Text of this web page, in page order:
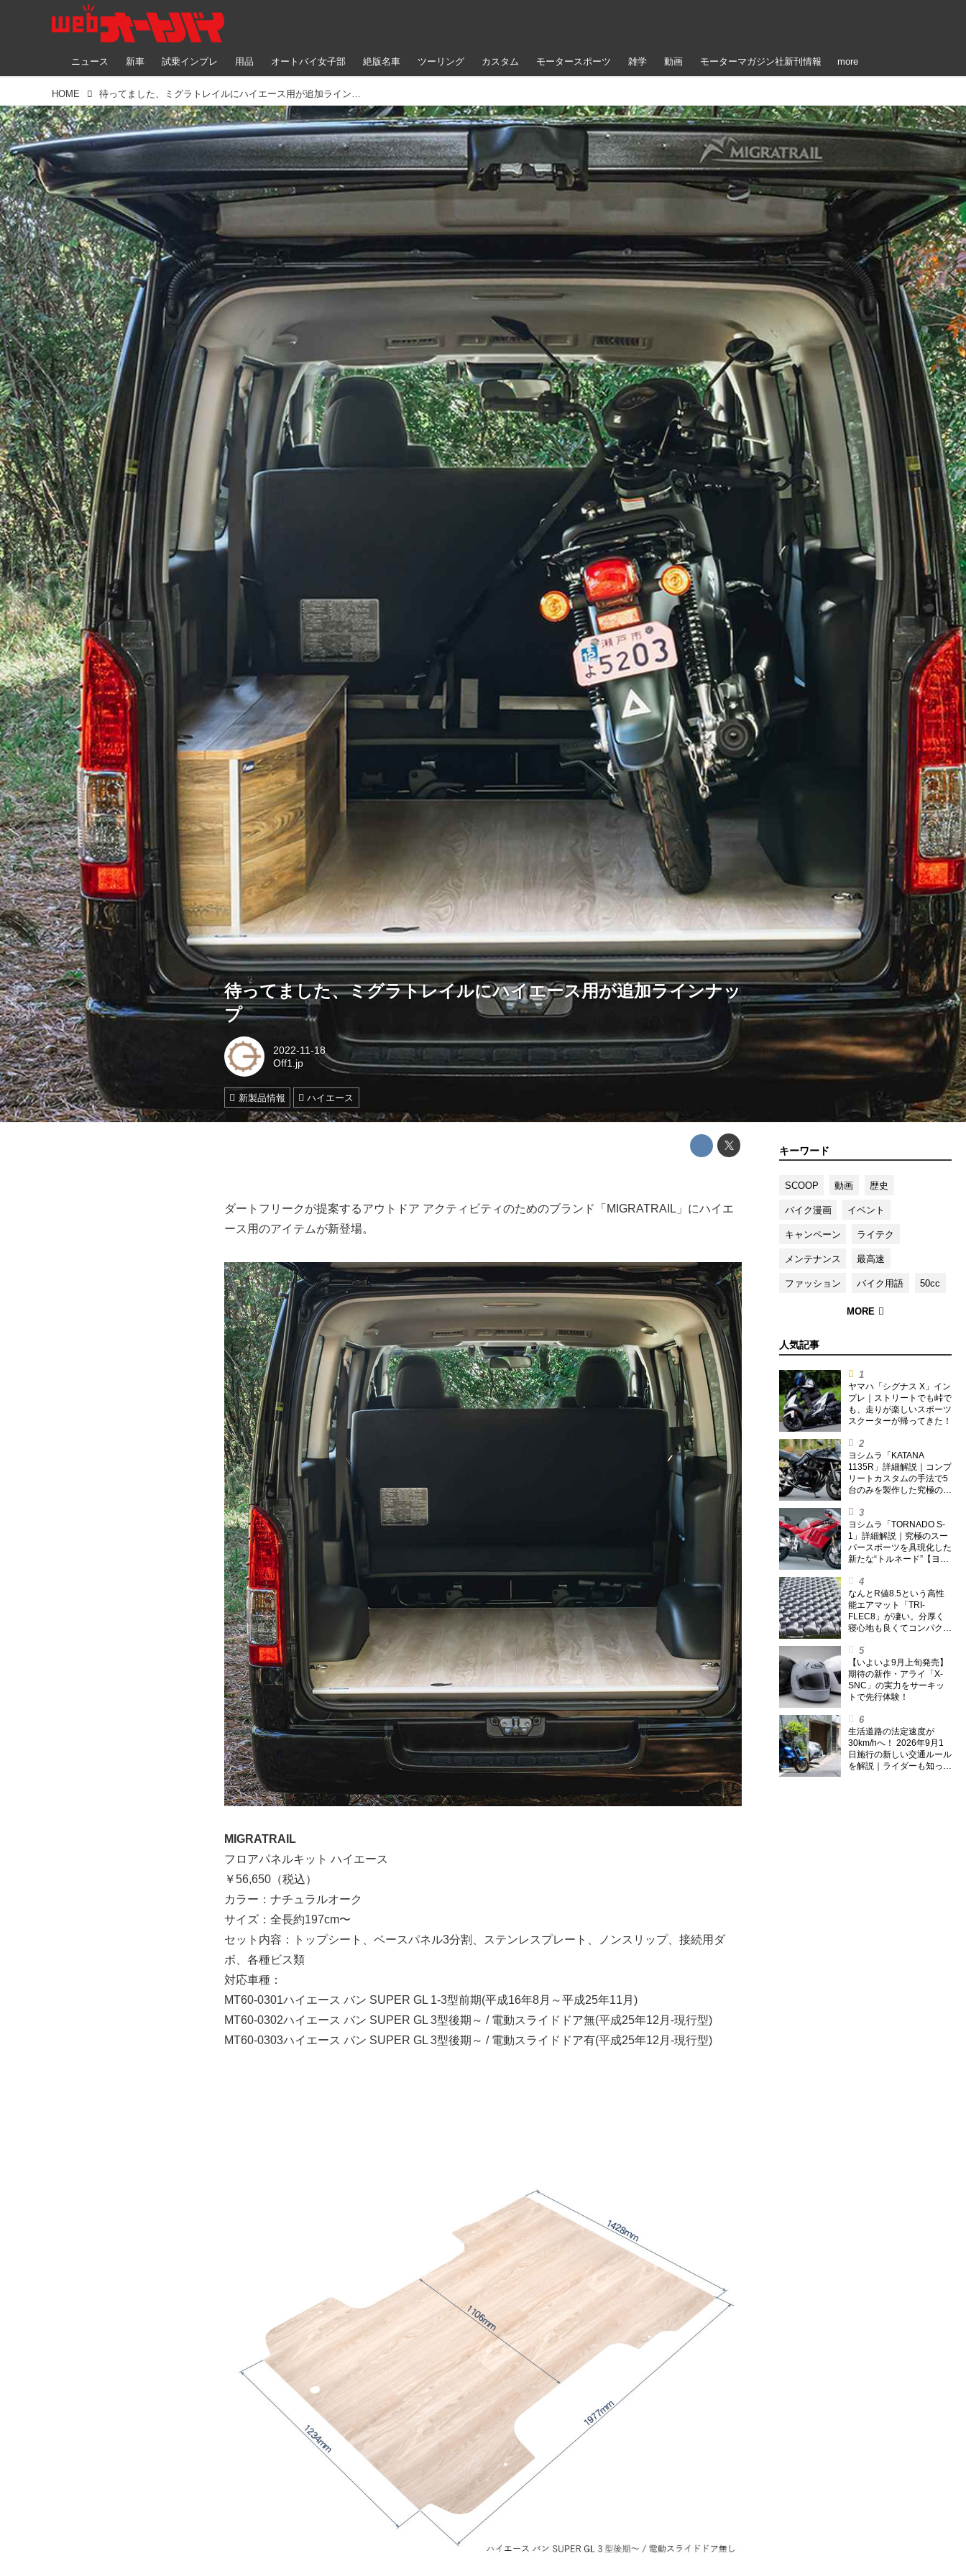
ニュース 新車 試乗インプレ 用品 オートバイ女子部 絶版名車 ツーリング カスタム モータースポーツ 雑学 動画 モーターマガジン社新刊情報 more
HOME 待ってました、ミグラトレイルにハイエース用が追加ラインナップ
待ってました、ミグラトレイルにハイエース用が追加ラインナッ
プ
2022-11-18
Off1.jp
新製品情報 ハイエース
キーワード
SCOOP 動画 歴史
バイク漫画 イベント
キャンペーン ライテク
メンテナンス 最高速
ファッション バイク用語 50cc
人気記事
ヤマハ「シグナス X」イン
プレ｜ストリートでも峠で
も、走りが楽しいスポーツ
スクーターが帰ってきた！
ヨシムラ「KATANA
1135R」詳細解説｜コンプ
リートカスタムの手法で5
台のみを製作した究極の銘
ヨシムラ「TORNADO S-
1」詳細解説｜究極のスー
パースポーツを具現化した
新たな“トルネード”【ヨシ
なんとR値8.5という高性
能エアマット「TRI-
FLEC8」が凄い。分厚く
寝心地も良くてコンパクト
トを試してみた〈若林浩志
のスーパー・カブカブ・ダ
イアリーズ Vol.385〉
【いよいよ9月上旬発売】
期待の新作・アライ「X-
SNC」の実力をサーキッ
トで先行体験！
生活道路の法定速度が
30km/hへ！ 2026年9月1
日施行の新しい交通ルール
を解説｜ライダーも知って
ダートフリークが提案するアウトドア アクティビティのためのブランド「MIGRATRAIL」にハイエ
ース用のアイテムが新登場。
MIGRATRAIL
フロアパネルキット ハイエース
￥56,650（税込）
カラー：ナチュラルオーク
サイズ：全長約197cm〜
セット内容：トップシート、ベースパネル3分割、ステンレスプレート、ノンスリップ、接続用ダ
ボ、各種ビス類
対応車種：
MT60-0301ハイエース バン SUPER GL 1-3型前期(平成16年8月～平成25年11月)
MT60-0302ハイエース バン SUPER GL 3型後期～ / 電動スライドドア無(平成25年12月-現行型)
MT60-0303ハイエース バン SUPER GL 3型後期～ / 電動スライドドア有(平成25年12月-現行型)